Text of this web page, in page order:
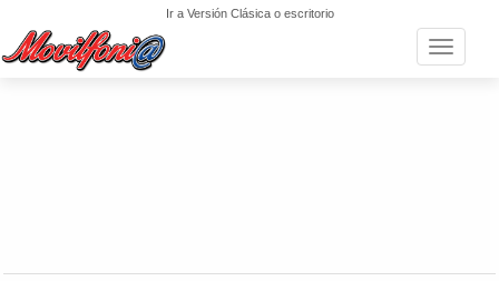
Ir a Versión Clásica o escritorio
Toggle